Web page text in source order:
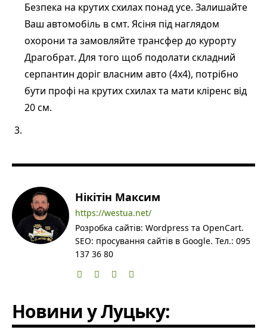
Безпека на крутих схилах понад усе. Залишайте
Ваш автомобіль в смт. Ясіня під наглядом
охорони та замовляйте трансфер до курорту
Драгобрат. Для того щоб подолати складний
серпантин доріг власним авто (4х4), потрібно
бути профі на крутих схилах та мати кліренс від
20 см.
Нікітін Максим
https://westua.net/
Розробка сайтів: Wordpress та OpenCart.
SEO: просування сайтів в Google. Тел.: 095
137 36 80
Новини у Луцьку: